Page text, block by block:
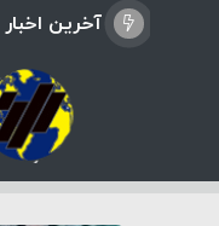
آخرین اخبار